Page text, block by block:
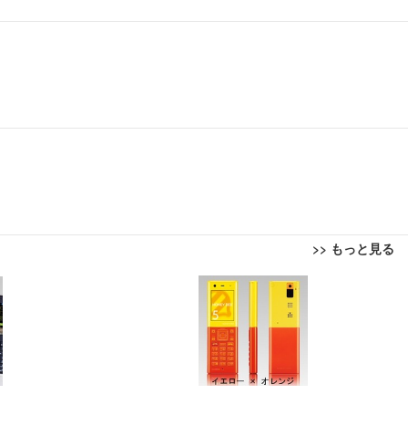
>> もっと見る
面昇降 強化ナイロン樹脂ベース 通気性メッシュ 在宅ワーク H-WY01